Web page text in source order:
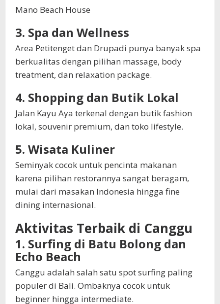
Mano Beach House
3. Spa dan Wellness
Area Petitenget dan Drupadi punya banyak spa
berkualitas dengan pilihan massage, body
treatment, dan relaxation package.
4. Shopping dan Butik Lokal
Jalan Kayu Aya terkenal dengan butik fashion
lokal, souvenir premium, dan toko lifestyle.
5. Wisata Kuliner
Seminyak cocok untuk pencinta makanan
karena pilihan restorannya sangat beragam,
mulai dari masakan Indonesia hingga fine
dining internasional.
Aktivitas Terbaik di Canggu
1. Surfing di Batu Bolong dan
Echo Beach
Canggu adalah salah satu spot surfing paling
populer di Bali. Ombaknya cocok untuk
beginner hingga intermediate.